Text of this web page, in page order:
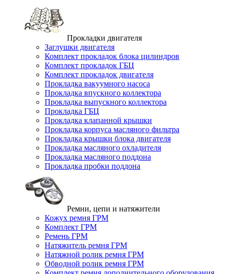
Прокладки двигателя
Заглушки двигателя
Комплект прокладок блока цилиндров
Комплект прокладок ГБЦ
Комплект прокладок двигателя
Прокладка вакуумного насоса
Прокладка впускного коллектора
Прокладка выпускного коллектора
Прокладка ГБЦ
Прокладка клапанной крышки
Прокладка корпуса масляного фильтра
Прокладка крышки блока двигателя
Прокладка масляного охладителя
Прокладка масляного поддона
Прокладка пробки поддона
Ремни, цепи и натяжители
Кожух ремня ГРМ
Комплект ГРМ
Ремень ГРМ
Натяжитель ремня ГРМ
Натяжной ролик ремня ГРМ
Обводной ролик ремня ГРМ